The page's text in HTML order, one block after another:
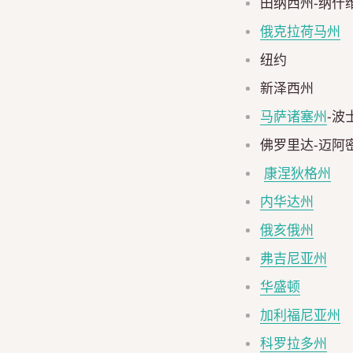
田纳西州-纳什
俄克拉荷马州
纽约
新泽西州
马萨诸塞州-波
佛罗里达-迈阿
康涅狄格州
内华达州
俄亥俄州
弗吉尼亚州
华盛顿
加利福尼亚州
科罗拉多州